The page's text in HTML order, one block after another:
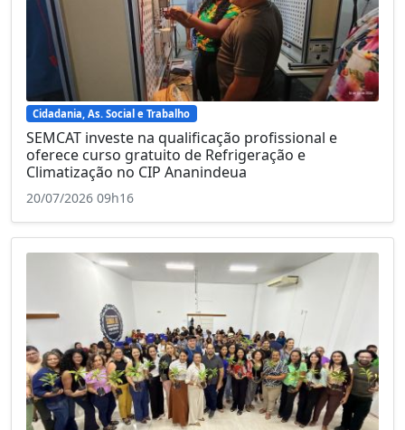
Cidadania, As. Social e Trabalho
SEMCAT investe na qualificação profissional e
oferece curso gratuito de Refrigeração e
Climatização no CIP Ananindeua
20/07/2026 09h16